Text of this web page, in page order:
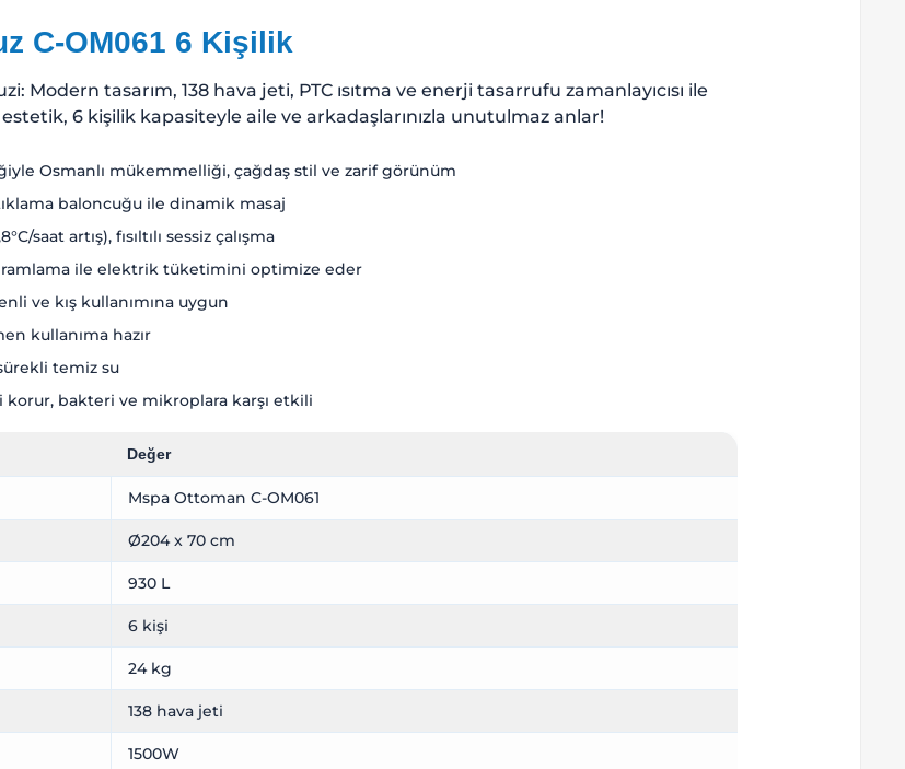
C-OM061 6 Kişilik
Modern tasarım, 138 hava jeti, PTC ısıtma ve enerji tasarrufu zamanlayıcısı ile
6 kişilik kapasiteyle aile ve arkadaşlarınızla unutulmaz anlar!
Osmanlı mükemmelliği, çağdaş stil ve zarif görünüm
baloncuğu ile dinamik masaj
saat artış), fısıltılı sessiz çalışma
ile elektrik tüketimini optimize eder
ve kış kullanımına uygun
kullanıma hazır
temiz su
korur, bakteri ve mikroplara karşı etkili
Değer
Mspa Ottoman C-OM061
Ø204 x 70 cm
930 L
6 kişi
24 kg
138 hava jeti
1500W